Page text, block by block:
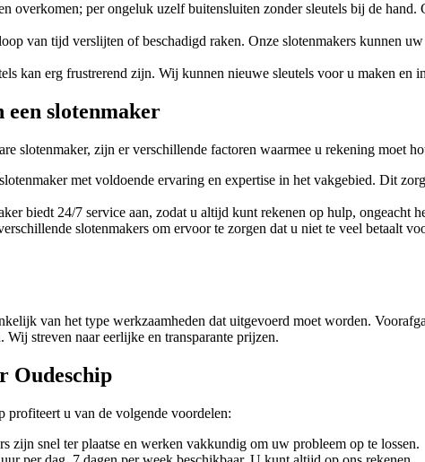
overkomen; per ongeluk uzelf buitensluiten zonder sleutels bij de
van tijd verslijten of beschadigd raken. Onze slotenmakers kunnen
kan erg frustrerend zijn. Wij kunnen nieuwe sleutels voor u maken en
slotenmaker
slotenmaker, zijn er verschillende factoren waarmee u rekening moet
met voldoende ervaring en expertise in het vakgebied. Dit
biedt 24/7 service aan, zodat u altijd kunt rekenen op hulp, ongeacht
slotenmakers om ervoor te zorgen dat u niet te veel betaalt
van het type werkzaamheden dat uitgevoerd moet worden.
streven naar eerlijke en transparante prijzen.
Oudeschip
profiteert u van de volgende voordelen:
zijn snel ter plaatse en werken vakkundig om uw probleem op te lossen.